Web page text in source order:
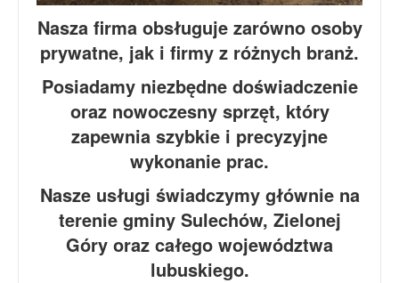
Nasza firma obsługuje zarówno osoby
prywatne, jak i firmy z różnych branż.
Posiadamy niezbędne doświadczenie
oraz nowoczesny sprzęt, który
zapewnia szybkie i precyzyjne
wykonanie prac.
Nasze usługi świadczymy głównie na
terenie gminy Sulechów, Zielonej
Góry oraz całego województwa
lubuskiego.